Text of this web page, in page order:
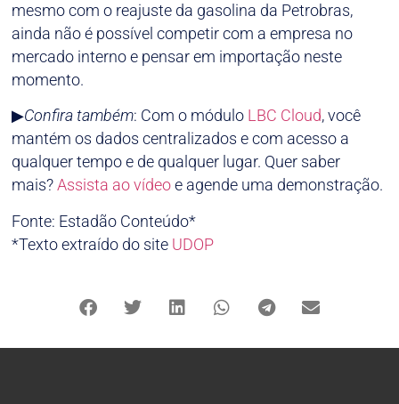
mesmo com o reajuste da gasolina da Petrobras,
ainda não é possível competir com a empresa no
mercado interno e pensar em importação neste
momento.
▶Confira também: Com o módulo LBC Cloud, você
mantém os dados centralizados e com acesso a
qualquer tempo e de qualquer lugar. Quer saber
mais?Assista ao vídeoe agende uma demonstração.
Fonte: Estadão Conteúdo*
*Texto extraído do site UDOP